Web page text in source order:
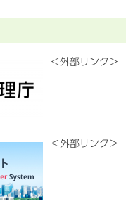
＜外部リンク＞
＜外部リンク＞